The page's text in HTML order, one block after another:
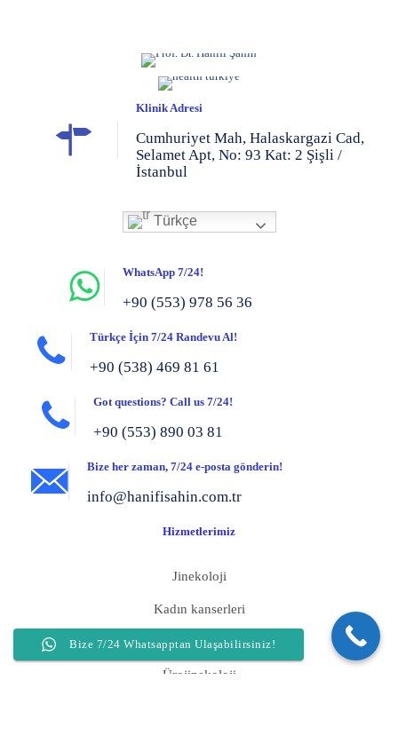
Klinik Adresi
Cumhuriyet Mah, Halaskargazi Cad,
Selamet Apt, No: 93 Kat: 2 Şişli /
İstanbul
Türkçe
WhatsApp 7/24!
+90 (553) 978 56 36
Türkçe İçin 7/24 Randevu Al!
+90 (538) 469 81 61
Got questions? Call us 7/24!
+90 (553) 890 03 81
Bize her zaman, 7/24 e-posta gönderin!
info@hanifisahin.com.tr
Hizmetlerimiz
Jinekoloji
Kadın kanserleri
Genital estetik
Ürojinekoloji
Bize 7/24 Whatsapptan Ulaşabilirsiniz!